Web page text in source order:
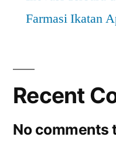
Farmasi Ikatan
Recent
No comments